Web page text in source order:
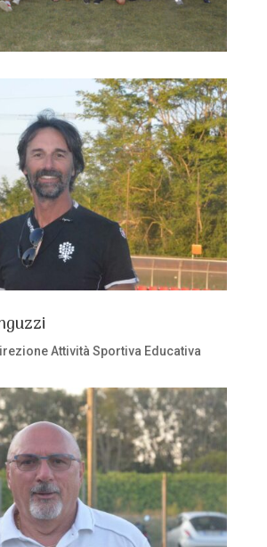
Attività Sportiva Educativa